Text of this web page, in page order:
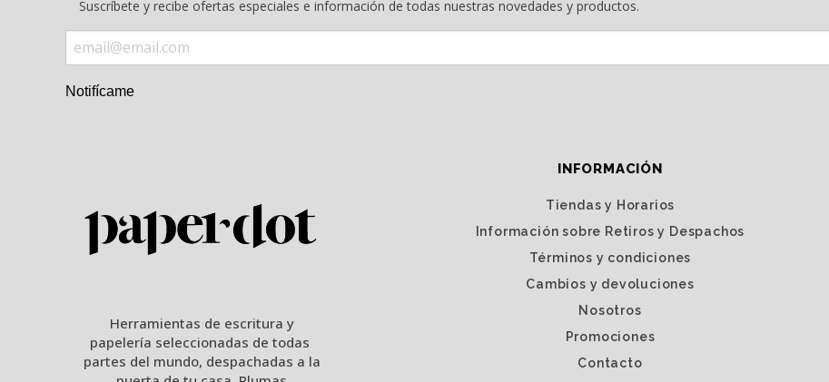
Suscríbete y recibe ofertas especiales e información de todas nuestras novedades y productos.
Notifícame
Herramientas de escritura y
papelería seleccionadas de todas
partes del mundo, despachadas a la
INFORMACIÓN
Tiendas y Horarios
Información sobre Retiros y Despachos
Términos y condiciones
Cambios y devoluciones
Nosotros
Promociones
Contacto